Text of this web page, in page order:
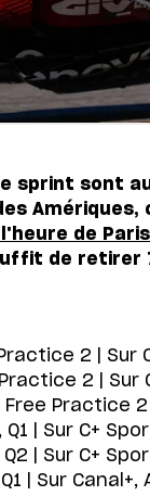
sprint sont
Amériques,
de Paris
de retirer
2 | Sur
2 | Sur
Free Practice
| Sur C+
| Sur C+
| Sur Canal+,